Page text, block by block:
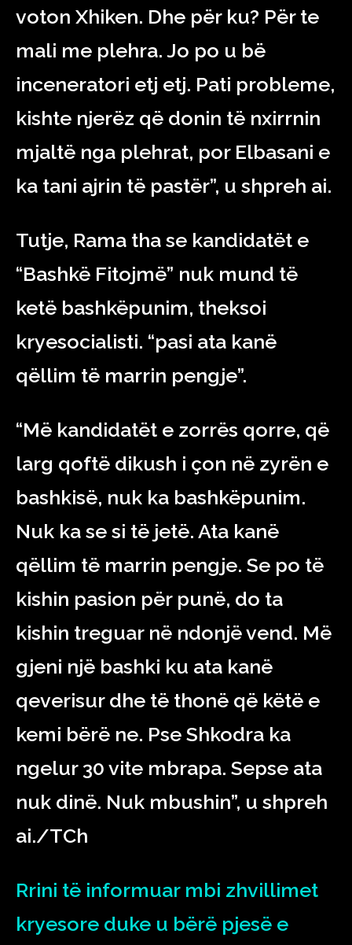
voton Xhiken. Dhe për ku? Për te
mali me plehra. Jo po u bë
inceneratori etj etj. Pati probleme,
kishte njerëz që donin të nxirrnin
mjaltë nga plehrat, por Elbasani e
ka tani ajrin të pastër”, u shpreh ai.
Tutje, Rama tha se kandidatët e
“Bashkë Fitojmë” nuk mund të
ketë bashkëpunim, theksoi
kryesocialisti. “pasi ata kanë
qëllim të marrin pengje”.
“Më kandidatët e zorrës qorre, që
larg qoftë dikush i çon në zyrën e
bashkisë, nuk ka bashkëpunim.
Nuk ka se si të jetë. Ata kanë
qëllim të marrin pengje. Se po të
kishin pasion për punë, do ta
kishin treguar në ndonjë vend. Më
gjeni një bashki ku ata kanë
qeverisur dhe të thonë që këtë e
kemi bërë ne. Pse Shkodra ka
ngelur 30 vite mbrapa. Sepse ata
nuk dinë. Nuk mbushin”, u shpreh
ai./TCh
Rrini të informuar mbi zhvillimet
kryesore duke u bërë pjesë e